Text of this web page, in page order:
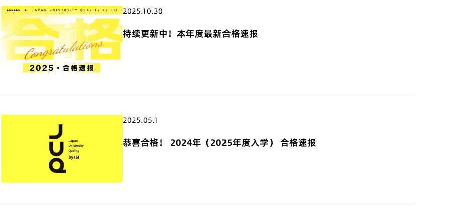
2025.10.30
持续更新中！本年度最新合格速报
2025.05.1
恭喜合格！ 2024年（2025年度入学） 合格速报